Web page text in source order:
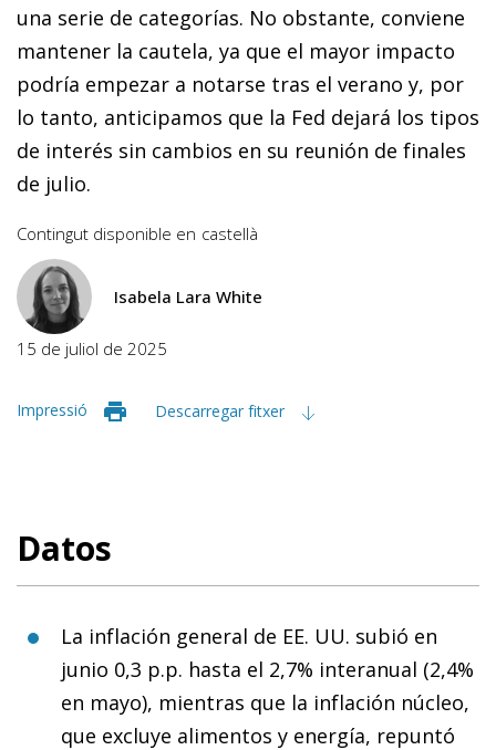
una serie de categorías. No obstante, conviene
mantener la cautela, ya que el mayor impacto
podría empezar a notarse tras el verano y, por
lo tanto, anticipamos que la Fed dejará los tipos
de interés sin cambios en su reunión de finales
de julio.
Contingut disponible en castellà
Isabela Lara White
15 de juliol de 2025
Impressió Descarregar fitxer
Datos
La inflación general de EE. UU. subió en
junio 0,3 p.p. hasta el 2,7% interanual (2,4%
en mayo), mientras que la inflación núcleo,
que excluye alimentos y energía, repuntó